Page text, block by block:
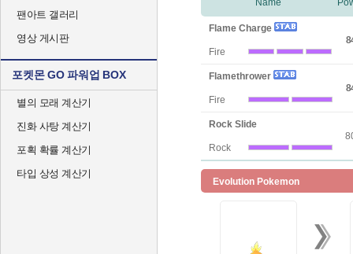
팬아트 갤러리
영상 게시판
포켓몬 GO 파워업 BOX
별의 모래 계산기
진화 사탕 계산기
포획 확률 계산기
타입 상성 계산기
Name
Flame Charge
Fire
Flamethrower
Fire
Rock Slide
Rock
Evolution Pokemon